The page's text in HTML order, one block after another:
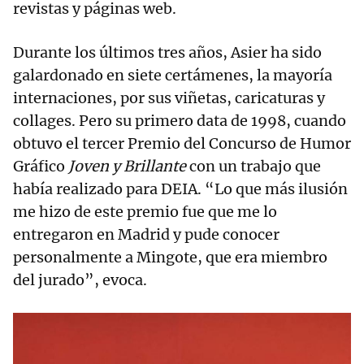
revistas y páginas web.
Durante los últimos tres años, Asier ha sido
galardonado en siete certámenes, la mayoría
internaciones, por sus viñetas, caricaturas y
collages. Pero su primero data de 1998, cuando
obtuvo el tercer Premio del Concurso de Humor
Gráfico Joven y Brillantecon un trabajo que
había realizado para DEIA. “Lo que más ilusión
me hizo de este premio fue que me lo
entregaron en Madrid y pude conocer
personalmente a Mingote, que era miembro
del jurado”, evoca.